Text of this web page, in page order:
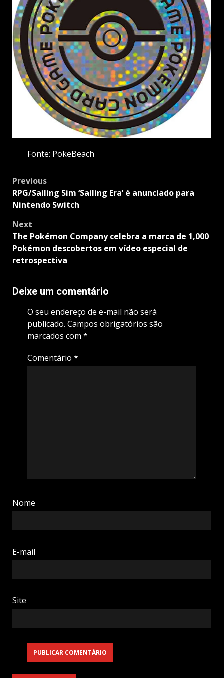
Fonte: PokeBeach
Post
navigation
Previous
RPG/Sailing Sim ‘Sailing Era’ é anunciado para
Nintendo Switch
Next
The Pokémon Company celebra a marca de 1,000
Pokémon descobertos em vídeo especial de
retrospectiva
Deixe um comentário
O seu endereço de e-mail não será
publicado. Campos obrigatórios são
marcados com *
Comentário *
Nome
E-mail
Site